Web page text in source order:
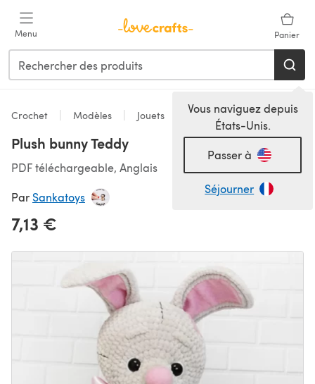
Menu Panier
Vous naviguez depuis
États-Unis.
Passer à
Séjourner
Crochet Modèles Jouets
Plush bunny Teddy
PDF téléchargeable, Anglais
Par Sankatoys
7,13 €